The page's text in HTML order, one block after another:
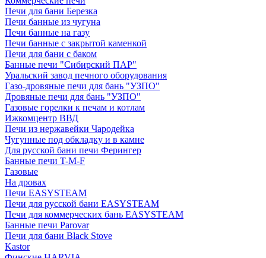
Печи для бани Березка
Печи банные из чугуна
Печи банные на газу
Печи банные с закрытой каменкой
Печи для бани с баком
Банные печи "Сибирский ПАР"
Уральский завод печного оборудования
Газо-дровяные печи для бань "УЗПО"
Дровяные печи для бань "УЗПО"
Газовые горелки к печам и котлам
Ижкомцентр ВВД
Печи из нержавейки Чародейка
Чугунные под обкладку и в камне
Для русской бани печи Ферингер
Банные печи T-M-F
Газовые
На дровах
Печи EASYSTEAM
Печи для русской бани EASYSTEAM
Печи для коммерческих бань EASYSTEAM
Банные печи Parovar
Печи для бани Black Stove
Kastor